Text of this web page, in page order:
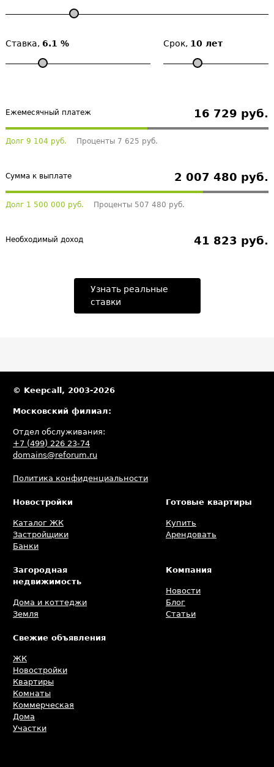
Ставка, 6.1 % Срок, 10 лет
Ежемесячный платеж 16 729 руб.
Долг 9 104 руб. Проценты 7 625 руб.
Сумма к выплате 2 007 480 руб.
Долг 1 500 000 руб. Проценты 507 480 руб.
Необходимый доход 41 823 руб.
Узнать реальные
ставки
© Keepcall, 2003-2026
Московский филиал:
Отдел обслуживания:
+7 (499) 226 23-74
domains@reforum.ru
Политика конфиденциальности
Новостройки
Каталог ЖК
Застройщики
Банки
Готовые квартиры
Купить
Арендовать
Загородная
недвижимость
Дома и коттеджи
Земля
Компания
Новости
Блог
Статьи
Свежие объявления
ЖК
Новостройки
Квартиры
Комнаты
Коммерческая
Дома
Участки